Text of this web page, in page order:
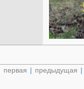
первая | предыдущая |